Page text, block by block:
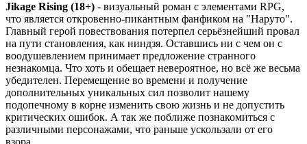
Jikage Rising (18+) - визуальный роман с элементами RPG,
что является откровенно-пикантным фанфиком на "Наруто".
Главный герой повествования потерпел серьёзнейший провал
на пути становления, как ниндзя. Оставшись ни с чем он с
воодушевлением принимает предложение странного
незнакомца. Что хоть и обещает невероятное, но всё же весьма
убедителен. Перемещение во времени и получение
дополнительных уникальных сил позволит нашему
подопечному в корне изменить свою жизнь и не допустить
критических ошибок. А так же поближе познакомиться с
различными персонажами, что раньше ускользали от его